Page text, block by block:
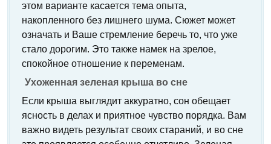
этом варианте касается тема опыта,
накопленного без лишнего шума. Сюжет может
означать и Ваше стремление беречь то, что уже
стало дорогим. Это также намек на зрелое,
спокойное отношение к переменам.
Ухоженная зеленая крыша во сне
Если крыша выглядит аккуратно, сон обещает
ясность в делах и приятное чувство порядка. Вам
важно видеть результат своих стараний, и во сне